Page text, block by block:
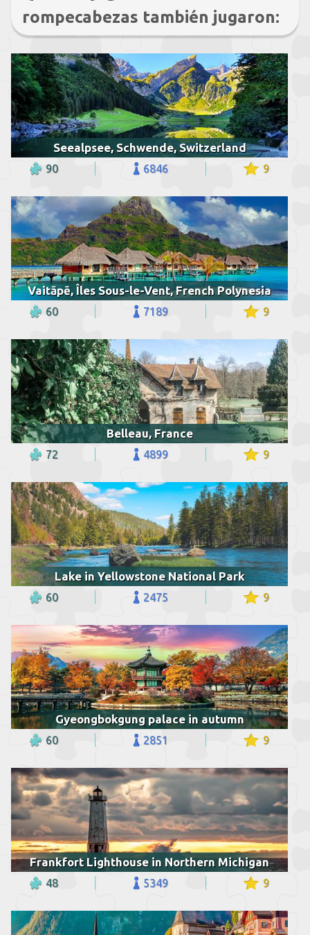
rompecabezas también jugaron:
Seealpsee, Schwende, Switzerland
90 6846 9
Vaitāpē, Îles Sous-le-Vent, French Polynesia
60 7189 9
Belleau, France
72 4899 9
Lake in Yellowstone National Park
60 2475 9
Gyeongbokgung palace in autumn
60 2851 9
Frankfort Lighthouse in Northern Michigan
48 5349 9